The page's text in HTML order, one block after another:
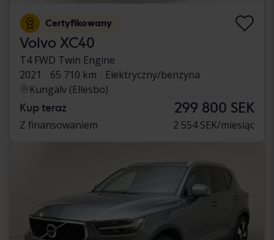
Certyfikowany
Volvo XC40
T4 FWD Twin Engine
2021
65 710 km
Elektryczny/benzyna
Kungälv (Ellesbo)
Kup teraz 299 800 SEK
Z finansowaniem 2 554 SEK/miesiąc